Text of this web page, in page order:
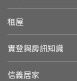
租屋
實登與房訊知識
信義居家